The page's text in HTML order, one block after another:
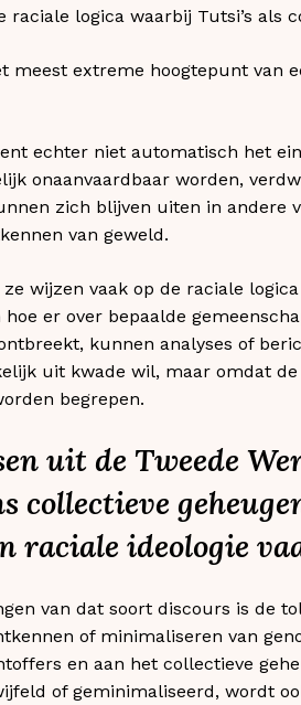
raciale logica waarbij Tutsi’s als
meest extreme hoogtepunt van
echter niet automatisch het
onaanvaardbaar worden,
zich blijven uiten in andere
van geweld.
wijzen vaak op de raciale
er over bepaalde
kunnen analyses of
uit kwade wil, maar omdat
begrepen.
uit de Tweede
collectieve
raciale ideologie
van dat soort discours is de
of minimaliseren van
en aan het collectieve
of geminimaliseerd, wordt